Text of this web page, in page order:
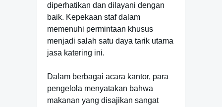
diperhatikan dan dilayani dengan
baik. Kepekaan staf dalam
memenuhi permintaan khusus
menjadi salah satu daya tarik utama
jasa katering ini.
Dalam berbagai acara kantor, para
pengelola menyatakan bahwa
makanan yang disajikan sangat